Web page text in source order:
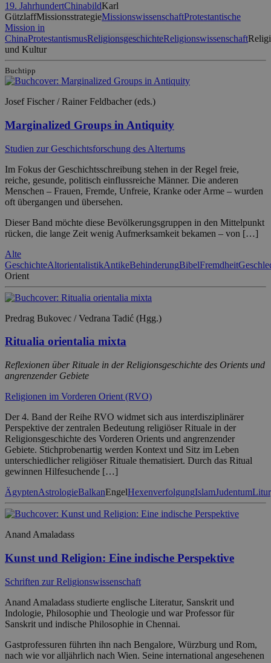
19. JahrhundertChinabildKarl
GützlaffMissionsstrategieMissionswissenschaftProtestantische
Mission in
ChinaProtestantismusReligionsgeschichteReligionswissenschaft
und Kultur
Buchtipp
Josef Fischer / Rainer Feldbacher (eds.)
Marginalized Groups in Antiquity
Studien zur Geschichtsforschung des Altertums
Im Fokus der Geschichtsschreibung stehen in der Regel freie,
reiche, gesunde, politisch einflussreiche Männer. Die anderen
Menschen – Frauen, Fremde, Unfreie, Kranke oder Arme – wurden
oft übergangen und übersehen.
Dieser Band möchte diese Bevölkerungsgruppen in den Mittelpunkt
rücken, die lange Zeit wenig Aufmerksamkeit bekamen – von […]
Alte
GeschichteAltorientalistikAntikeBehinderungBibelFremdheit
Orient
Predrag Bukovec / Vedrana Tadić (Hgg.)
Ritualia orientalia mixta
Reflexionen über Rituale in der Religionsgeschichte des Orients und
angrenzender Gebiete
Religionen im Vorderen Orient (RVO)
Der 4. Band der Reihe RVO widmet sich aus interdisziplinärer
Perspektive der zentralen Bedeutung religiöser Rituale in der
Religionsgeschichte des Vorderen Orients und angrenzender
Gebiete. Stichprobenartig werden Kontext und Sitz im Leben
unterschiedlicher religiöser Rituale thematisiert. Durch das Ritual
gewinnen Hilfesuchende […]
ÄgyptenAstrologieBalkanEngelHexenverfolgungIslamJudentum
Anand Amaladass
Kunst und Religion: Eine indische Perspektive
Schriften zur Religionswissenschaft
Anand Amaladass studierte englische Literatur, Sanskrit und
Indologie, Philosophie und Theologie und war Professor für
Sanskrit und indische Philosophie in Chennai.
Gastprofessuren führten ihn nach Bengalore, Würzburg und Rom,
nach wie vor alljährlich nach Wien. Seine international angesehenen